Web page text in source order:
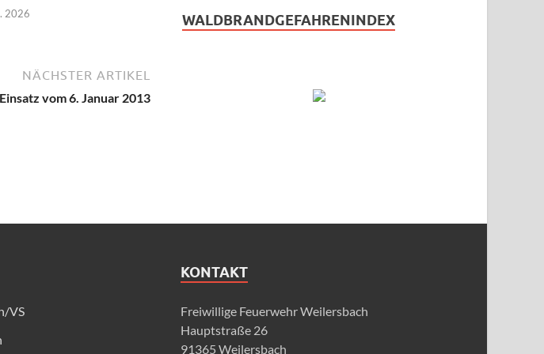
2026
NÄCHSTER ARTIKEL
Einsatz vom 6. Januar 2013
WALDBRANDGEFAHRENINDEX
VS
KONTAKT
Freiwillige Feuerwehr Weilersbach
Hauptstraße 26
91365 Weilersbach